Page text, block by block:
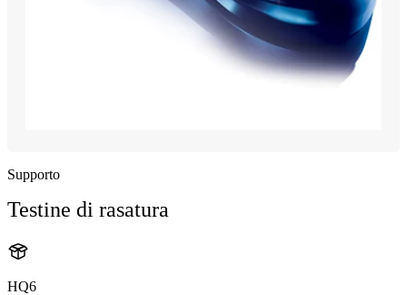
Supporto
Testine di rasatura
HQ6